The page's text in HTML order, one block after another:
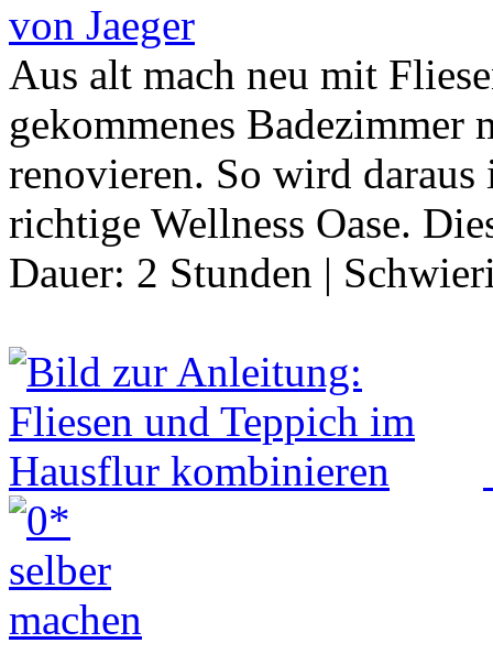
von Jaeger
Aus alt mach neu mit
gekommenes
renovieren. So wird
richtige Wellness Oase.
Dauer: 2 Stunden |